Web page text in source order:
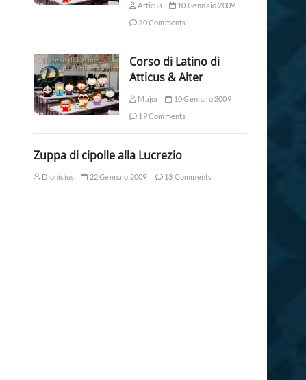
Atticus
10 Gennaio 2009
20 Comments
Corso di Latino di
Atticus & Alter
Major
10 Gennaio 2009
19 Comments
Zuppa di cipolle alla Lucrezio
Dionisius 22 Gennaio 2009 13 Comments